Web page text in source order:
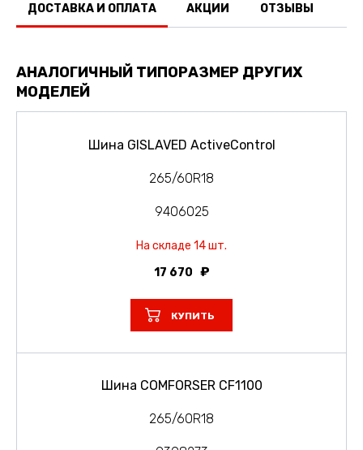
ДОСТАВКА И ОПЛАТА АКЦИИ ОТЗЫВЫ
АНАЛОГИЧНЫЙ ТИПОРАЗМЕР ДРУГИХ
МОДЕЛЕЙ
Шина GISLAVED ActiveControl
265/60R18
9406025
На складе 14 шт.
17 670
КУПИТЬ
Шина COMFORSER CF1100
265/60R18